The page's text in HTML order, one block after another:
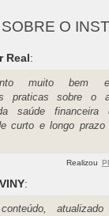
O
Real:
muito bem
praticas sobre o
saúde financeira
curto e longo
Realizou
: